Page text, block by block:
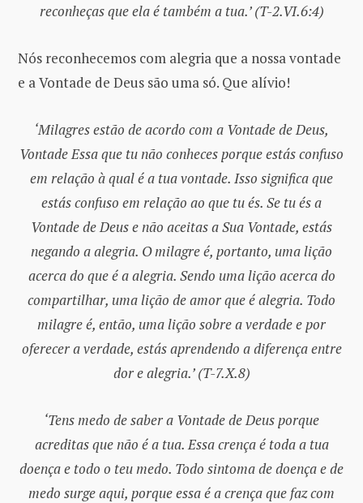
reconheças que ela é também a tua.’ (T-2.VI.6:4)
Nós reconhecemos com alegria que a nossa vontade
e a Vontade de Deus são uma só. Que alívio!
‘Milagres estão de acordo com a Vontade de Deus,
Vontade Essa que tu não conheces porque estás confuso
em relação à qual é a tua vontade. Isso significa que
estás confuso em relação ao que tu és. Se tu és a
Vontade de Deus e não aceitas a Sua Vontade, estás
negando a alegria. O milagre é, portanto, uma lição
acerca do que é a alegria. Sendo uma lição acerca do
compartilhar, uma lição de amor que é alegria. Todo
milagre é, então, uma lição sobre a verdade e por
oferecer a verdade, estás aprendendo a diferença entre
dor e alegria.’ (T-7.X.8)
‘Tens medo de saber a Vontade de Deus porque
acreditas que não é a tua. Essa crença é toda a tua
doença e todo o teu medo. Todo sintoma de doença e de
medo surge aqui, porque essa é a crença que faz com